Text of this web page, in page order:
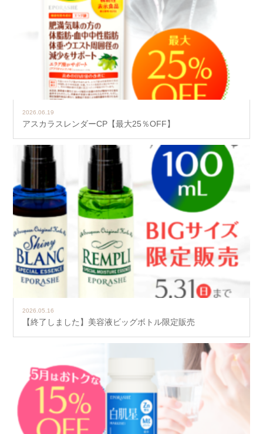
2026.06.19
アスカラスレンダーCP【最大25％OFF】
2026.05.16
【終了しました】美容液ビッグボトル限定販売